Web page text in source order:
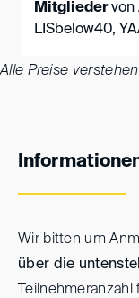
Mitgliedervon
LISbelow40,
Alle Preise
Wir bitten um
über die